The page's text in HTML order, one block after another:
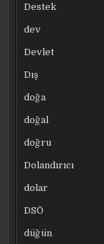
Destek
dev
Devlet
Dış
doğa
doğal
doğru
Dolandırıcı
dolar
DSÖ
düğün